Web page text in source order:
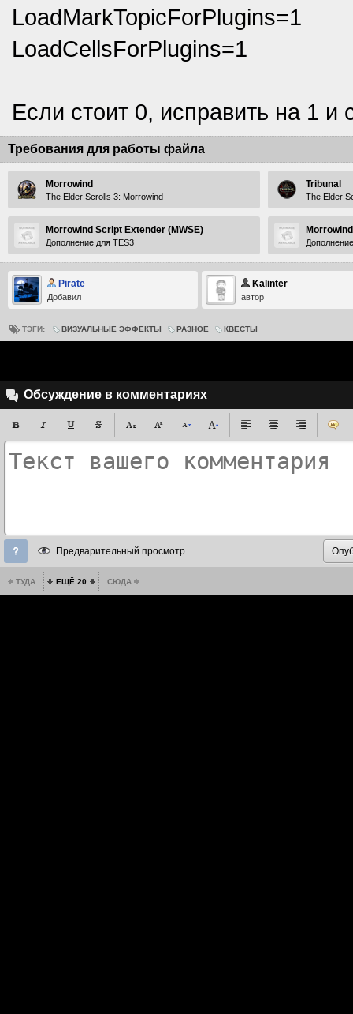
LoadMarkTopicForPlugins=1
LoadCellsForPlugins=1
Если стоит 0, исправить на 1 и
Требования для работы файла
Morrowind
The Elder Scrolls 3: Morrowind
Tribunal
The Elder
Morrowind Script Extender (MWSE)
Дополнение для TES3
Pirate
Добавил
Kalinter
автор
ТЭГИ: ВИЗУАЛЬНЫЕ ЭФФЕКТЫ РАЗНОЕ КВЕСТЫ
Обсуждение в комментариях
Предварительный просмотр
ТУДА ЕЩЁ 20 СЮДА